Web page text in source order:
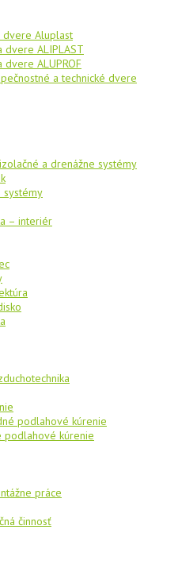
dvere Aluplast
dvere ALIPLAST
ALUPROF
a technické dvere
a drenážne systémy
systémy
– interiér
podlahové kúrenie
podlahové kúrenie
práce
činnosť